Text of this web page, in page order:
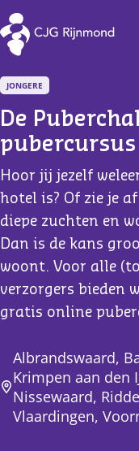
CJG Rijnmond
JONGERE
De
pubercursus
Hoor jij jezelf
hotel is? Of zie je
diepe zuchten en
Dan is de kans
woont. Voor alle
verzorgers bieden
gratis online
Albrandswaard,
Krimpen aan den
Nissewaard,
Vlaardingen,